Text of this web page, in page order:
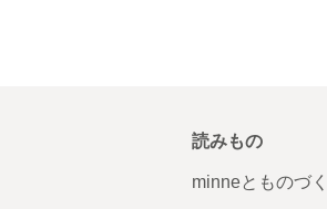
読みもの
minneとものづ